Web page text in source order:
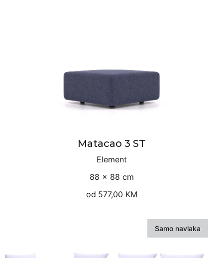
Matacao 3 ST
Element
88 × 88 cm
od 577,00 KM
Samo navlaka